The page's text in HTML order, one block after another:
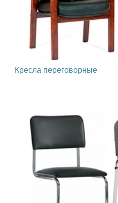
Кресла переговорные